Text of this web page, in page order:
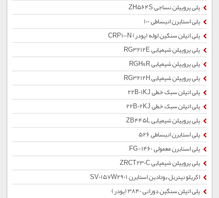
پلی پروپیلن نساجی ZH564S
پلی استایرن انبساطی 100
پلی اتیلن سنگین لوله (پودر) CRP100N
پلی پروپیلن شیمیایی RG3212E
پلی پروپیلن شیمیایی RGH&R
پلی پروپیلن شیمیایی RG3212H
پلی اتیلن سبک خطی 22B01KJ
پلی اتیلن سبک خطی 22B02KJ
پلی پروپیلن شیمیایی ZB445L
پلی استایرن انبساطی 526
پلی استایرن معمولی 1460-FG
پلی پروپیلن شیمیایی ZRCT230C
اکریلو نیتریل بوتادین استایرن SV0157W2901
پلی اتیلن سنگین دورانی 3840 (پودر)